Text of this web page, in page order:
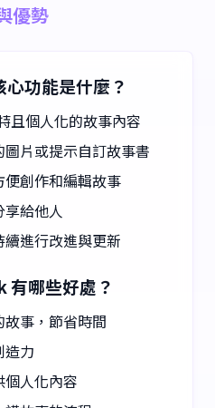
優勢
功能是什麼？
且個人化的故事內容
片或提示自訂故事書
創作和編輯故事
給他人
進行改進與更新
哪些好處？
事，節省時間
造力
人化內容